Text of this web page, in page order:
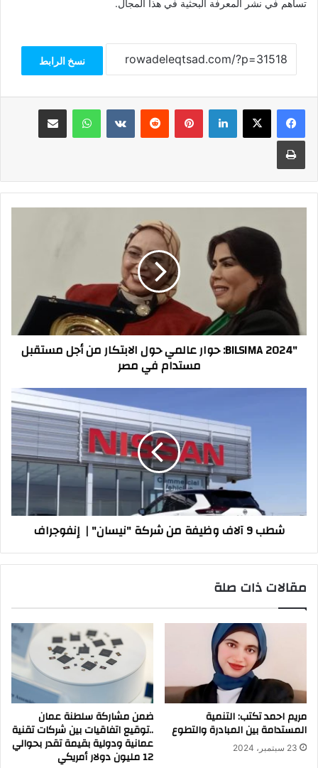
تساهم في نشر المعرفة البحثية في هذا المجال.
نسخ الرابط
فيسبوك‫X لينكدإن بينتيريست واتساب مشاركة عبر البريد
طباعة
الابتكار
أجل
مستقبل
مستدام
"BILSIMA 2024: حوار عالمي حول الابتكار من أجل مستقبل
مستدام في مصر
إنفوجراف
شطب 9 آلاف وظيفة من شركة "نيسان" | إنفوجراف
مقالات ذات صلة
مريم احمد تكتب: التنمية
المستدامة بين المبادرة والتطوع
23 سبتمبر، 2024
ضمن مشاركة سلطنة عمان
..توقيع اتفاقيات بين شركات تقنية
عمانية ودولية بقيمة تقدر بحوالي
12 مليون دولار أمريكي